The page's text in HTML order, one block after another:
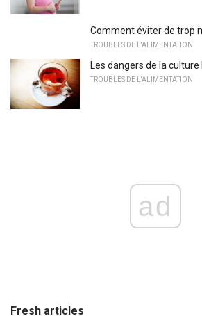
Comment éviter de trop
TROUBLES DE L'ALIMENTATION
Les dangers de la
TROUBLES DE L'ALIMENTATION
ad
Fresh articles